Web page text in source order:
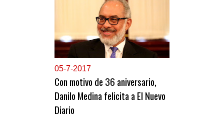
05-7-2017
Con motivo de 36 aniversario,
Danilo Medina felicita a El Nuevo
Diario